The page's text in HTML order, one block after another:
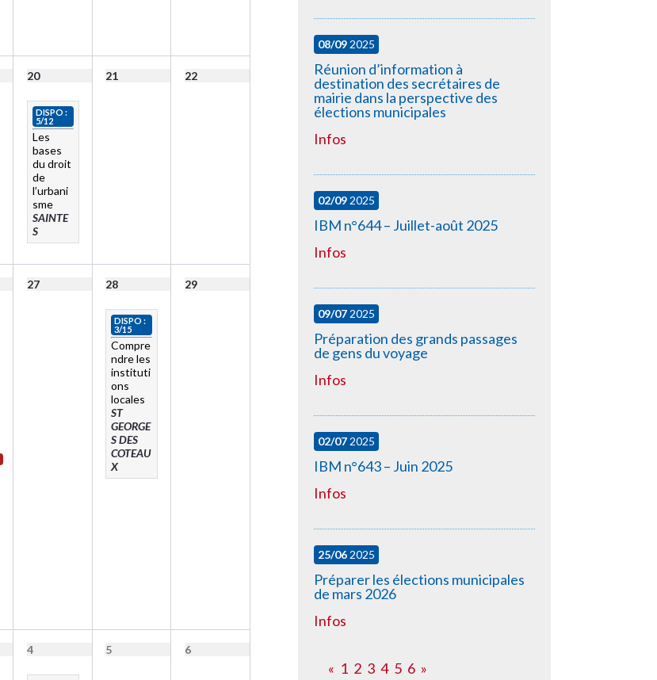
20
DISPO :
5/12
Les
bases
du droit
de
l’urbani
sme
SAINTE
S
21 22
27 28
DISPO :
3/15
Compre
ndre les
instituti
ons
locales
ST
GEORGE
S DES
COTEAU
X
29
4 5 6
08/092025
Réunion d’information à
destination des secrétaires de
mairie dans la perspective des
élections municipales
Infos
02/092025
IBM n°644 – Juillet-août 2025
Infos
09/072025
Préparation des grands passages
de gens du voyage
Infos
02/072025
IBM n°643 – Juin 2025
Infos
25/062025
Préparer les élections municipales
de mars 2026
Infos
« 1 2 3 4 5 6 »